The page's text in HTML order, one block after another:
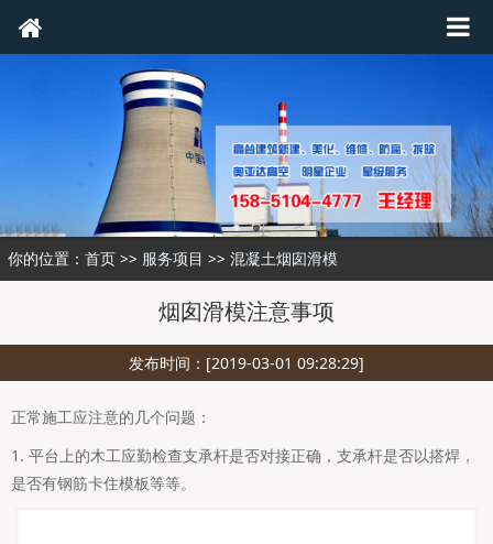
你的位置： 首页>> 服务项目 >> 混凝土烟囱滑模
烟囱滑模注意事项
发布时间：[2019-03-01 09:28:29]
正常施工应注意的几个问题：
1. 平台上的木工应勤检查支承杆是否对接正确，支承杆是否以搭焊，
是否有钢筋卡住模板等等。